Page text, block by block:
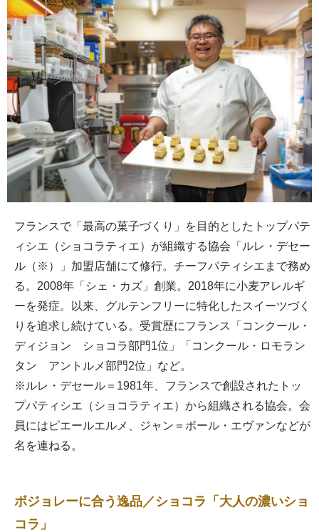
フランスで「最高の菓子づくり」を目的としたトップパテ
ィシエ（ショコラティエ）が組織する協会「ルレ・デセー
ル（※）」加盟店舗にて修行。チーフパティシエまで務め
る。2008年「シェ・カズ」創業。2018年に小麦アレルギ
ーを発症。以来、グルテンフリーに特化したスイーツづく
りを追求し続けている。受賞歴にフランス「コンクール・
ディジョン ショコラ部門1位」「コンクール・ロモラン
タン アントルメ部門2位」など。
※ルレ・デセール＝1981年、フランスで創設されたトッ
プパティシエ（ショコラティエ）から組織される協会。会
員にはピエールエルメ、ジャン＝ポール・エヴァンなどが
名を連ねる。
ボジョレーに合う逸品／ショコラ「大人の濃いショ
コラ」